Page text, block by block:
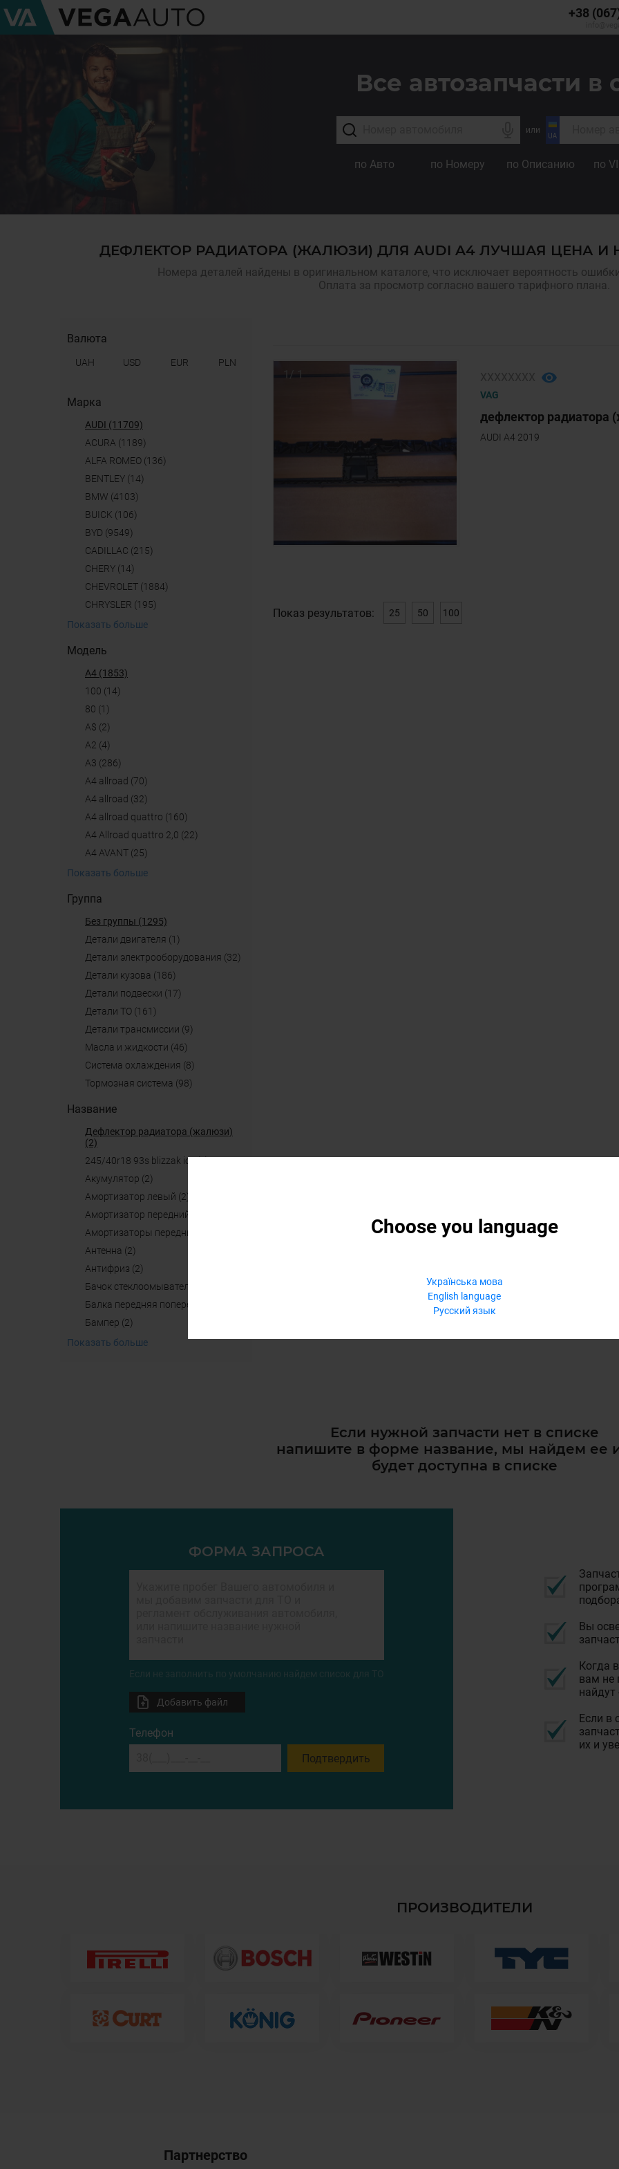
Choose you language
Українська мова
English language
Русский язык
+38
Все автозапчасти
или
по Авто по Номеру по Описанию по
ДЕФЛЕКТОР РАДИАТОРА (ЖАЛЮЗИ) ДЛЯ AUDI A4 ЛУЧШАЯ ЦЕНА
Номера деталей найдены в оригинальном каталоге, что исключает вероятность
Оплата за просмотр согласно вашего тарифного плана.
Валюта
UAH USD EUR PLN
Марка
AUDI (11709)
ACURA (1189)
ALFA ROMEO (136)
BENTLEY (14)
BMW (4103)
BUICK (106)
BYD (9549)
CADILLAC (215)
CHERY (14)
CHEVROLET (1884)
CHRYSLER (195)
Показать больше
Модель
A4 (1853)
100 (14)
80 (1)
A$ (2)
A2 (4)
A3 (286)
A4 allroad (70)
a4 allroad (32)
A4 allroad quattro (160)
A4 Allroad quattro 2,0 (22)
A4 AVANT (25)
Показать больше
Группа
Без группы (1295)
детали двигателя (1)
детали электрооборудования (32)
детали кузова (186)
детали подвески (17)
детали ТО (161)
детали трансмиссии (9)
масла и жидкости (46)
система охлаждения (8)
тормозная система (98)
Название
дефлектор радиатора (жалюзи)
(2)
245/40r18 93s blizzak ice (2)
акумулятор (2)
амортизатор левый (2)
амортизатор передний (2)
амортизаторы передние (2)
антенна (2)
aнтифриз (2)
бачок стеклоомывателя (4)
балка передняя поперечная б/у (2)
бампер (2)
Показать больше
1 / 1
VAG
дефлектор радиатора
AUDI A4 2019
Показ результатов: 25 50 100
Если нужной запчасти нет в списке
напишите в форме название, мы найдем ее
будет доступна в списке
ФОРМА ЗАПРОСА
Если не заполнить по умолчанию найдем список для ТО
Добавить файл
Телефон
Подтвердить
Вы
Когда
вам не
Если в
их и
ПРОИЗВОДИТЕЛИ
Партнерство